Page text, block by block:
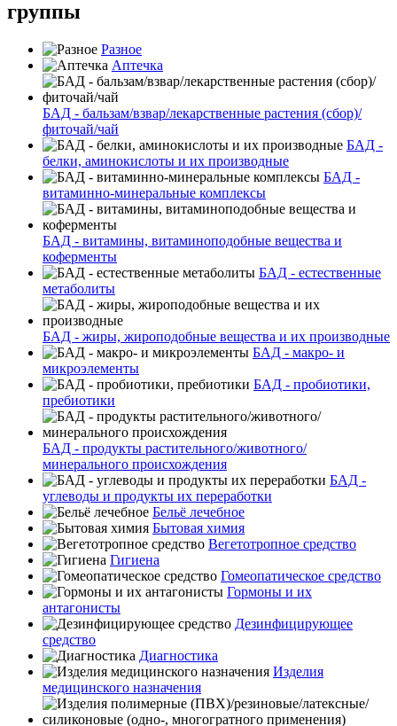
группы
Разное
Аптечка
БАД - бальзам/взвар/лекарственные растения (сбор)/
фиточай/чай
БАД -
белки, аминокислоты и их производные
БАД -
витаминно-минеральные комплексы
БАД - витамины, витаминоподобные вещества и
коферменты
БАД - естественные
метаболиты
БАД - жиры, жироподобные вещества и их производные
БАД - макро- и
микроэлементы
БАД - пробиотики,
пребиотики
БАД - продукты растительного/животного/
минерального происхождения
БАД -
углеводы и продукты их переработки
Бельё лечебное
Бытовая химия
Вегетотропное средство
Гигиена
Гомеопатическое средство
Гормоны и их
антагонисты
Дезинфицирующее
средство
Диагностика
Изделия
медицинского назначения